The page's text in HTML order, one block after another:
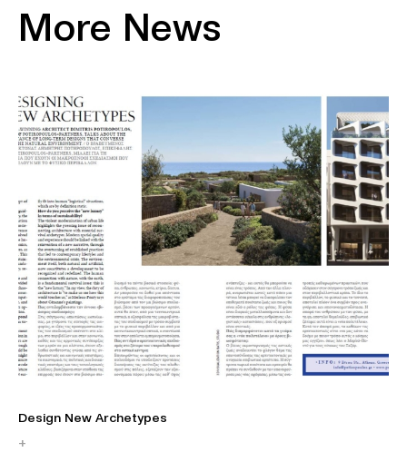
More News
Design New Archetypes
+